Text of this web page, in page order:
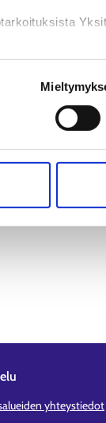
käsittely
yhteystiedot